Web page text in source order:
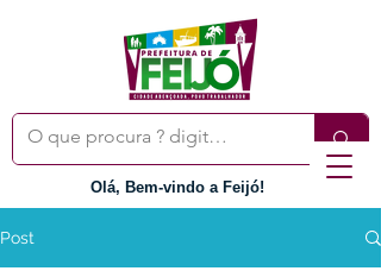
Olá, Bem-vindo a Feijó!
Post